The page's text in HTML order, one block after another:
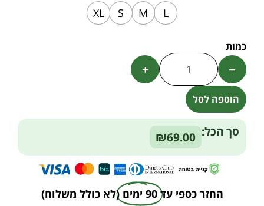
L
M
S
XL
−
+
הוספה לסל
Alternative:
סך הכל: ₪69.00
החזר כספי עד 90 ימים (לא כולל משלוח)